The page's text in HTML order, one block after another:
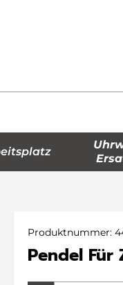
Produktnummer:
Pendel Für